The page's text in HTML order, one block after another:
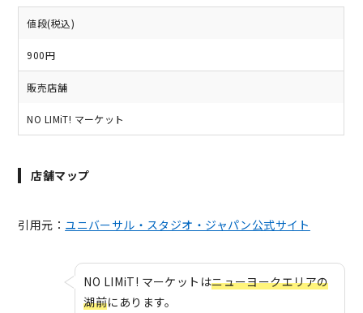
値段(税込)
900円
販売店舗
NO LIMiT! マーケット
店舗マップ
引用元： ユニバーサル・スタジオ・ジャパン公式サイト
NO LIMiT! マーケットはニューヨークエリアの
湖前にあります。